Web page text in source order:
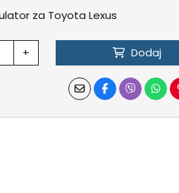
za Toyota Lexus
+ Dodaj